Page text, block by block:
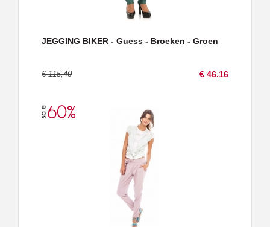
JEGGING BIKER - Guess - Broeken - Groen
€ 115,40 € 46.16